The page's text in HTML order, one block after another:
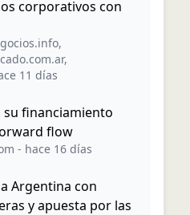
corporativos con
,
,
11 días
financiamiento
flow
- hace 16 días
Argentina con
y apuesta por las